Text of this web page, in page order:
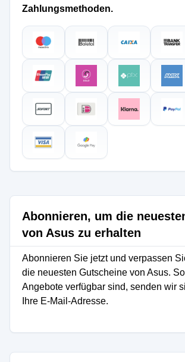
Zahlungsmethoden.
Abonnieren, um die
von Asus zu erhalten
Abonnieren Sie jetzt und verpassen
die neuesten Gutscheine von Asus.
Angebote verfügbar sind, senden wir
Ihre E-Mail-Adresse.